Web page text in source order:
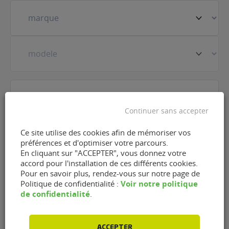
véhicule(Nécessaire)
mail(Nécessaire)
Téléphone(Nécessaire)
RGPDJ'accepte que FlexFuel Energy Development
Ce site utilise des cookies afin de mémoriser vos
préférences et d'optimiser votre parcours.
En cliquant sur "ACCEPTER", vous donnez votre
accord pour l'installation de ces différents cookies.
Pour en savoir plus, rendez-vous sur notre page de
Politique de confidentialité : Voir notre politique
de confidentialité.
ACCEPTER
Continuer sans accepter